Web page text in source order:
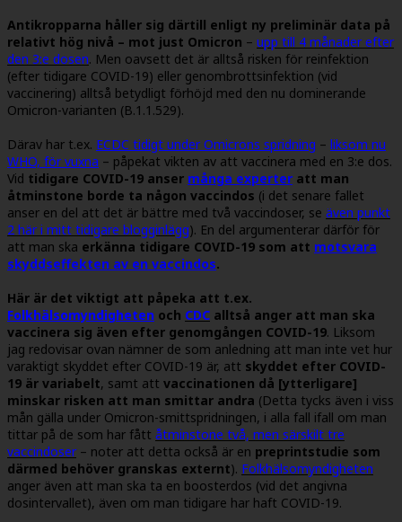
Antikropparna håller sig därtill enligt ny preliminär data på
relativt hög nivå – mot just Omicron – upp till 4 månader efter
den 3:e dosen. Men oavsett det är alltså risken för reinfektion
(efter tidigare COVID-19) eller genombrottsinfektion (vid
vaccinering) alltså betydligt förhöjd med den nu dominerande
Omicron-varianten (B.1.1.529).
Därav har t.ex. ECDC tidigt under Omicrons spridning – liksom nu
WHO, för vuxna – påpekat vikten av att vaccinera med en 3:e dos.
Vid tidigare COVID-19 anser många experter att man
åtminstone borde ta någon vaccindos (i det senare fallet
anser en del att det är bättre med två vaccindoser, se även punkt
2 här i mitt tidigare blogginlägg). En del argumenterar därför för
att man ska erkänna tidigare COVID-19 som att motsvara
skyddseffekten av en vaccindos.
Här är det viktigt att påpeka att t.ex.
Folkhälsomyndigheten och CDC alltså anger att man ska
vaccinera sig även efter genomgången COVID-19. Liksom
jag redovisar ovan nämner de som anledning att man inte vet hur
varaktigt skyddet efter COVID-19 är, att skyddet efter COVID-
19 är variabelt, samt att vaccinationen då [ytterligare]
minskar risken att man smittar andra (Detta tycks även i viss
mån gälla under Omicron-smittspridningen, i alla fall ifall om man
tittar på de som har fått åtminstone två, men särskilt tre
vaccindoser– noter att detta också är en preprintstudie som
därmed behöver granskas externt). Folkhälsomyndigheten
anger även att man ska ta en boosterdos (vid det angivna
dosintervallet), även om man tidigare har haft COVID-19.